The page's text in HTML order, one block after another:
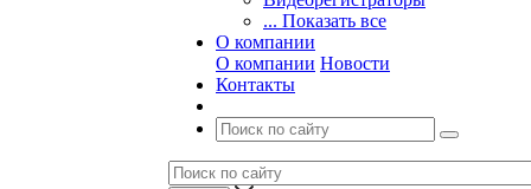
... Показать все
О компании
О компании Новости
Контакты